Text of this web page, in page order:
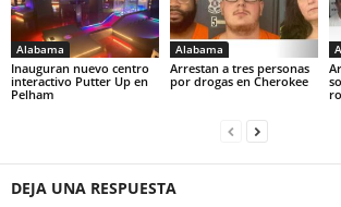
Alabama
Inauguran nuevo centro
interactivo Putter Up en
Pelham
Alabama
Arrestan a tres personas
por drogas en Cherokee
DEJA UNA RESPUESTA